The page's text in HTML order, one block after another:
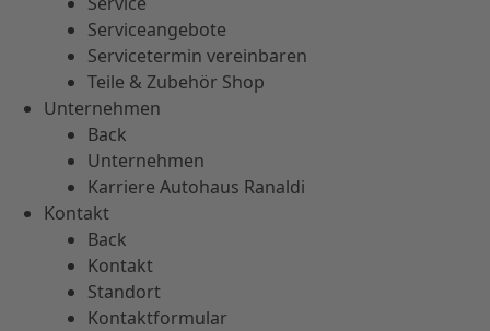
Serviceangebote
Servicetermin vereinbaren
Teile & Zubehör Shop
Unternehmen
Back
Unternehmen
Karriere Autohaus Ranaldi
Kontakt
Back
Kontakt
Standort
Kontaktformular